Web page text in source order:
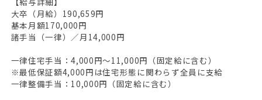
大卒（月給）190,659円
基本月額170,000円
諸手当（一律）／月14,000円
一律住宅手当：4,000円～11,000円（固定給に含む）
※最低保証額4,000円は住宅形態に関わらず全員に支給
一律整備手当：10,000円（固定給に含む）